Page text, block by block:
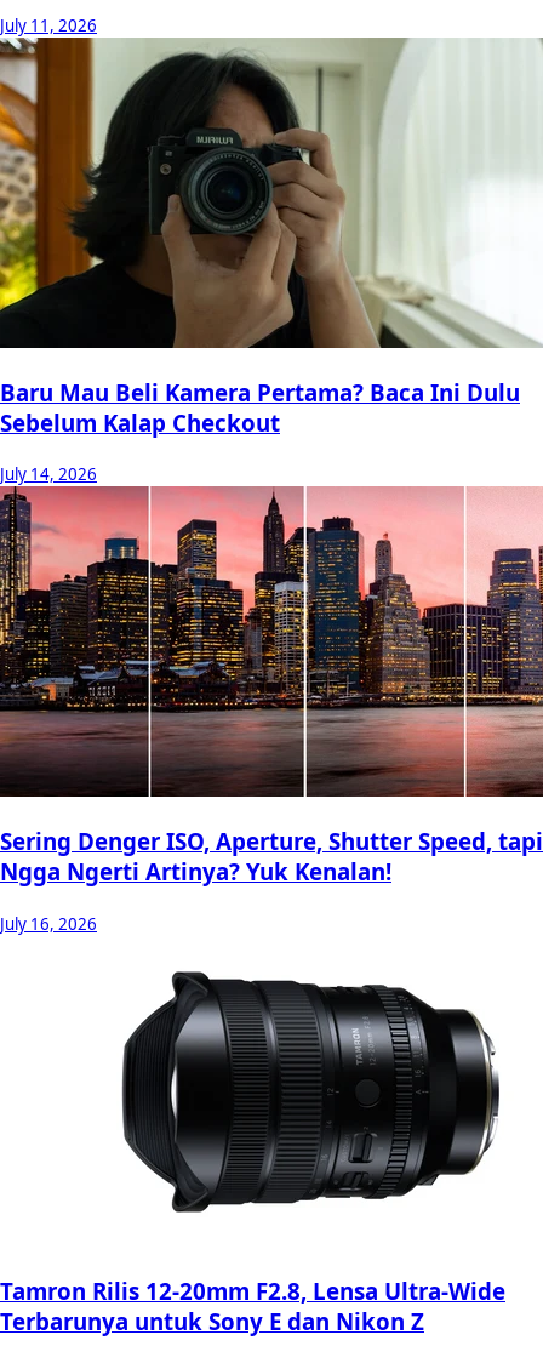
July 11, 2026
Baru Mau Beli Kamera Pertama? Baca Ini Dulu
Sebelum Kalap Checkout
July 14, 2026
Sering Denger ISO, Aperture, Shutter Speed, tapi
Ngga Ngerti Artinya? Yuk Kenalan!
July 16, 2026
Tamron Rilis 12-20mm F2.8, Lensa Ultra-Wide
Terbarunya untuk Sony E dan Nikon Z